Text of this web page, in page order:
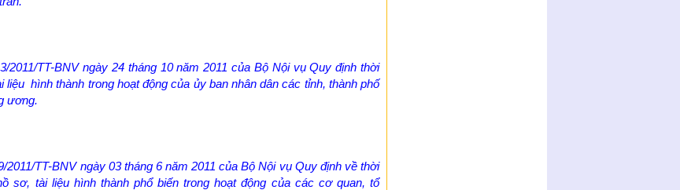
2011/TT-BNV ngày 24 tháng 10 năm 2011 của Bộ Nội vụ Quy định thời
liệu hình thành trong hoạt động của ủy ban nhân dân các tỉnh, thành phố
ương.
2011/TT-BNV ngày 03 tháng 6 năm 2011 của Bộ Nội vụ Quy định về thời
sơ, tài liệu hình thành phổ biến trong hoạt động của các cơ quan, tổ